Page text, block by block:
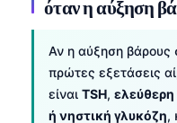
όταν η αύξηση
Αν η αύξηση βάρους
πρώτες εξετάσεις
είναι TSH, ελεύθερη
ή νηστική γλυκόζη,